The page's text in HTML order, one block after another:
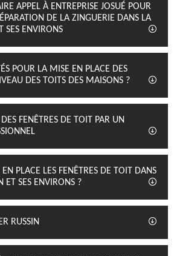
APPEL À ENTREPRISE JOSUÉ POUR
DE LA ZINGUERIE DANS LA
SES ENVIRONS
POUR LA MISE EN PLACE DES
DES TOITS DES MAISONS ?
FENÊTRES DE TOIT PAR UN
PLACE LES FENÊTRES DE TOIT DANS
ET SES ENVIRONS ?
RUSSIN